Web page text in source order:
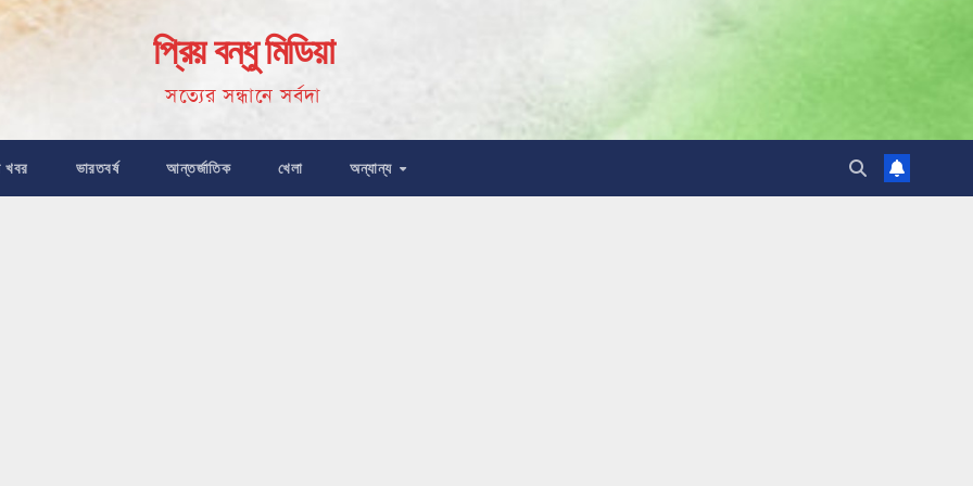
প্রিয় বন্ধু মিডিয়া
সত্যের সন্ধানে সর্বদা
খবর ভারতবর্ষ আন্তর্জাতিক খেলা অন্যান্য